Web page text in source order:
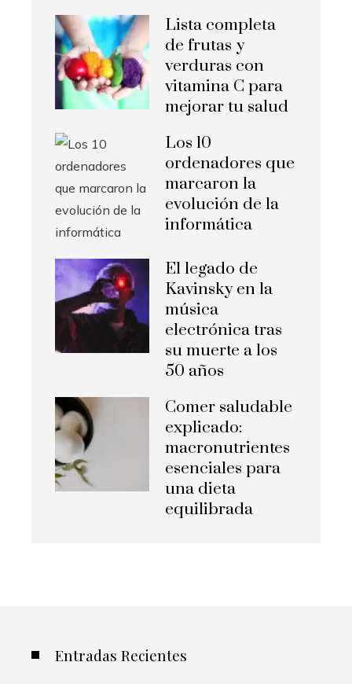
Lista completa
de frutas y
verduras con
vitamina C para
mejorar tu salud
Los 10
ordenadores que
marcaron la
evolución de la
informática
El legado de
Kavinsky en la
música
electrónica tras
su muerte a los
50 años
Comer saludable
explicado:
macronutrientes
esenciales para
una dieta
equilibrada
Entradas Recientes